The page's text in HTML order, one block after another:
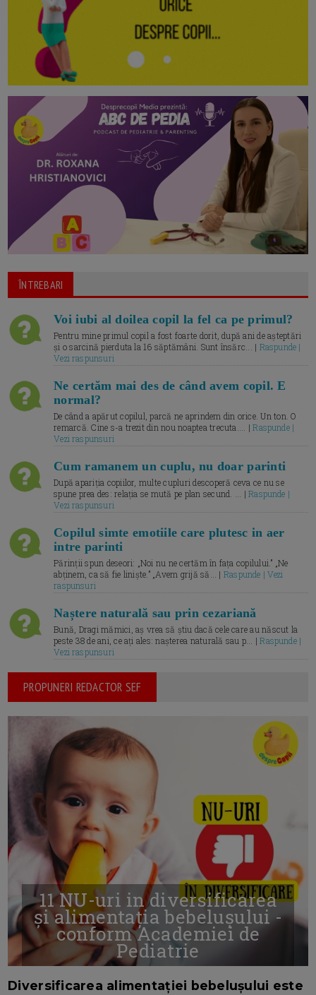
ÎNTREBARI
Voi iubi al doilea copil la fel ca pe primul?
Pentru mine primul copil a fost foarte dorit, după ani de așteptări
și o sarcină pierduta la 16 săptămâni. Sunt însărc... | Raspunde |
Vezi raspunsuri
Ne certăm mai des de când avem copil. E
normal?
De când a apărut copilul, parcă ne aprindem din orice. Un ton. O
remarcă. Cine s-a trezit din nou noaptea trecuta.... |Raspunde |
Vezi raspunsuri
Cum ramanem un cuplu, nu doar parinti
După apariția copiilor, multe cupluri descoperă ceva ce nu se
spune prea des: relația se mută pe plan secund. ... |Raspunde |
Vezi raspunsuri
Copilul simte emotiile care plutesc in aer
intre parinti
Părinții spun deseori: „Noi nu ne certăm în fața copilului.” „Ne
abținem, ca să fie liniște.” „Avem grijă să... | Raspunde | Vezi
raspunsuri
Naștere naturală sau prin cezariană
Bună, Dragi mămici, aș vrea să știu dacă cele care au născut la
peste 38 de ani, ce ați ales: nașterea naturală sau p... |Raspunde |
Vezi raspunsuri
PROPUNERI REDACTOR SEF
11 NU-uri in diversificarea
și alimentația bebelușului -
conform Academiei de
Pediatrie
Diversificarea alimentației bebelușului este